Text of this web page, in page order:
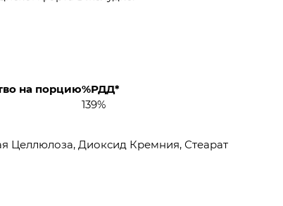
на порцию%РДД*
139%
Целлюлоза, Диоксид Кремния, Стеарат